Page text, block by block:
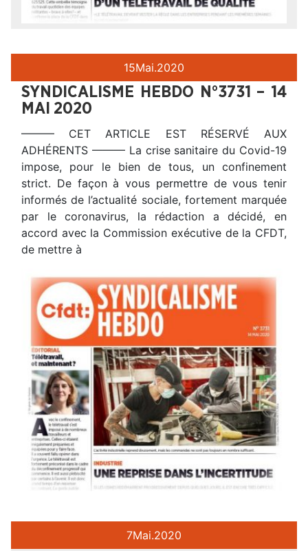
15Mai.2020
SYNDICALISME HEBDO N°3731 – 14
MAI 2020
——— CET ARTICLE EST RÉSERVÉ AUX
ADHÉRENTS ——— La crise sanitaire du Covid-19
impose, pour le bien de tous, un confinement
strict. De façon à vous permettre de vous tenir
informés de l’actualité sociale, fortement marquée
par le coronavirus, la rédaction a décidé, en
accord avec la Commission exécutive de la CFDT,
de mettre à
7Mai.2020